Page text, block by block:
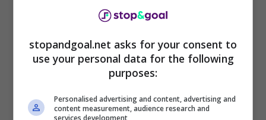
Alfredo Iannaccone
occhi aperti. Una di queste è Stefania
Orlando, sempre bellissima, da lasciare
Leggi Tutto
stopandgoal.net asks for your consent to
use your personal data for the following
purposes:
Personalised advertising and content, advertising and
content measurement, audience research and
services development